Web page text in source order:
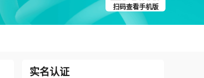
扫码查看手机版
实名认证